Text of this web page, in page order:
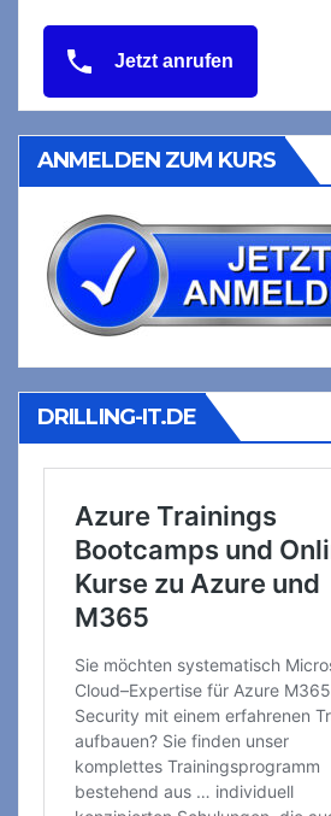
Jetzt anrufen
ANMELDEN ZUM KURS
DRILLING-IT.DE